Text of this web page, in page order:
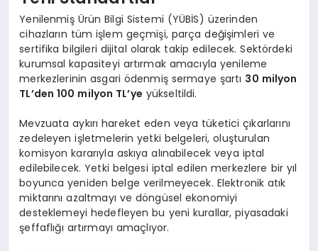
Yenilenmiş Ürün Bilgi Sistemi (YÜBİS) üzerinden
cihazların tüm işlem geçmişi, parça değişimleri ve
sertifika bilgileri dijital olarak takip edilecek. Sektördeki
kurumsal kapasiteyi artırmak amacıyla yenileme
merkezlerinin asgari ödenmiş sermaye şartı 30 milyon
TL’den 100 milyon TL’ye yükseltildi.
Mevzuata aykırı hareket eden veya tüketici çıkarlarını
zedeleyen işletmelerin yetki belgeleri, oluşturulan
komisyon kararıyla askıya alınabilecek veya iptal
edilebilecek. Yetki belgesi iptal edilen merkezlere bir yıl
boyunca yeniden belge verilmeyecek. Elektronik atık
miktarını azaltmayı ve döngüsel ekonomiyi
desteklemeyi hedefleyen bu yeni kurallar, piyasadaki
şeffaflığı artırmayı amaçlıyor.